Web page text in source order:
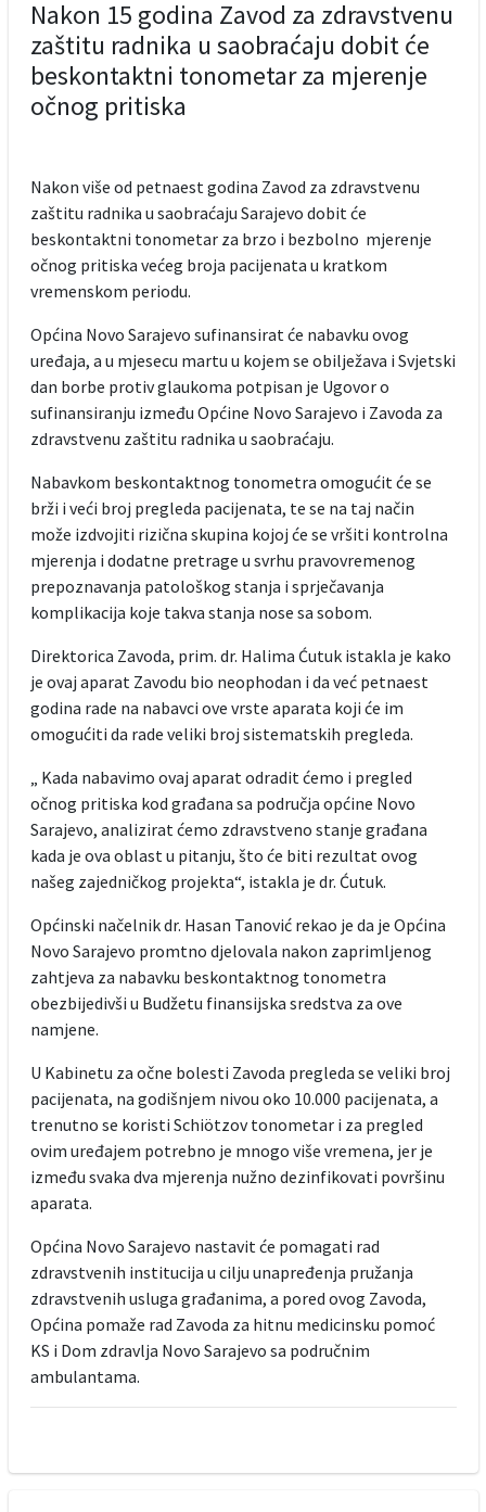
Nakon 15 godina Zavod za zdravstvenu
zaštitu radnika u saobraćaju dobit će
beskontaktni tonometar za mjerenje
očnog pritiska
Nakon više od petnaest godina Zavod za zdravstvenu
zaštitu radnika u saobraćaju Sarajevo dobit će
beskontaktni tonometar za brzo i bezbolno mjerenje
očnog pritiska većeg broja pacijenata u kratkom
vremenskom periodu.
Općina Novo Sarajevo sufinansirat će nabavku ovog
uređaja, a u mjesecu martu u kojem se obilježava i Svjetski
dan borbe protiv glaukoma potpisan je Ugovor o
sufinansiranju između Općine Novo Sarajevo i Zavoda za
zdravstvenu zaštitu radnika u saobraćaju.
Nabavkom beskontaktnog tonometra omogućit će se
brži i veći broj pregleda pacijenata, te se na taj način
može izdvojiti rizična skupina kojoj će se vršiti kontrolna
mjerenja i dodatne pretrage u svrhu pravovremenog
prepoznavanja patološkog stanja i sprječavanja
komplikacija koje takva stanja nose sa sobom.
Direktorica Zavoda, prim. dr. Halima Ćutuk istakla je kako
je ovaj aparat Zavodu bio neophodan i da već petnaest
godina rade na nabavci ove vrste aparata koji će im
omogućiti da rade veliki broj sistematskih pregleda.
„ Kada nabavimo ovaj aparat odradit ćemo i pregled
očnog pritiska kod građana sa područja općine Novo
Sarajevo, analizirat ćemo zdravstveno stanje građana
kada je ova oblast u pitanju, što će biti rezultat ovog
našeg zajedničkog projekta“, istakla je dr. Ćutuk.
Općinski načelnik dr. Hasan Tanović rekao je da je Općina
Novo Sarajevo promtno djelovala nakon zaprimljenog
zahtjeva za nabavku beskontaktnog tonometra
obezbijedivši u Budžetu finansijska sredstva za ove
namjene.
U Kabinetu za očne bolesti Zavoda pregleda se veliki broj
pacijenata, na godišnjem nivou oko 10.000 pacijenata, a
trenutno se koristi Schiötzov tonometar i za pregled
ovim uređajem potrebno je mnogo više vremena, jer je
između svaka dva mjerenja nužno dezinfikovati površinu
aparata.
Općina Novo Sarajevo nastavit će pomagati rad
zdravstvenih institucija u cilju unapređenja pružanja
zdravstvenih usluga građanima, a pored ovog Zavoda,
Općina pomaže rad Zavoda za hitnu medicinsku pomoć
KS i Dom zdravlja Novo Sarajevo sa područnim
ambulantama.